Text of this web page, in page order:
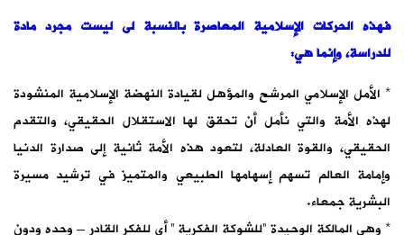
فهذه الحركات الإسلامية المعاصرة بالنسبة لى ليست مجرد مادة
للدراسة، وإنما هي:
* الأمل الإسلامي المرشح والمؤهل لقيادة النهضة الإسلامية المنشودة
لهذه الأمة والتي نأمل أن تحقق لها الاستقلال الحقيقي، والتقدم
الحقيقي، والقوة العادلة، لتعود هذه الأمة ثانية إلى صدارة الدنيا
وإمامة العالم تسهم إسهامها الطبيعي والمتميز في ترشيد مسيرة
البشرية جمعاء.
* وهي المالكة الوحيدة “للشوكة الفكرية ” أى للفكر القادر – وحده ودون